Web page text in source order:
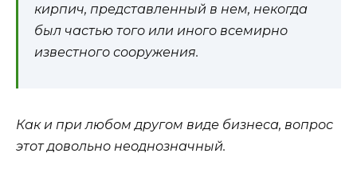
кирпич, представленный в нем, некогда
был частью того или иного всемирно
известного сооружения.
Как и при любом другом виде бизнеса, вопрос
этот довольно неоднозначный.